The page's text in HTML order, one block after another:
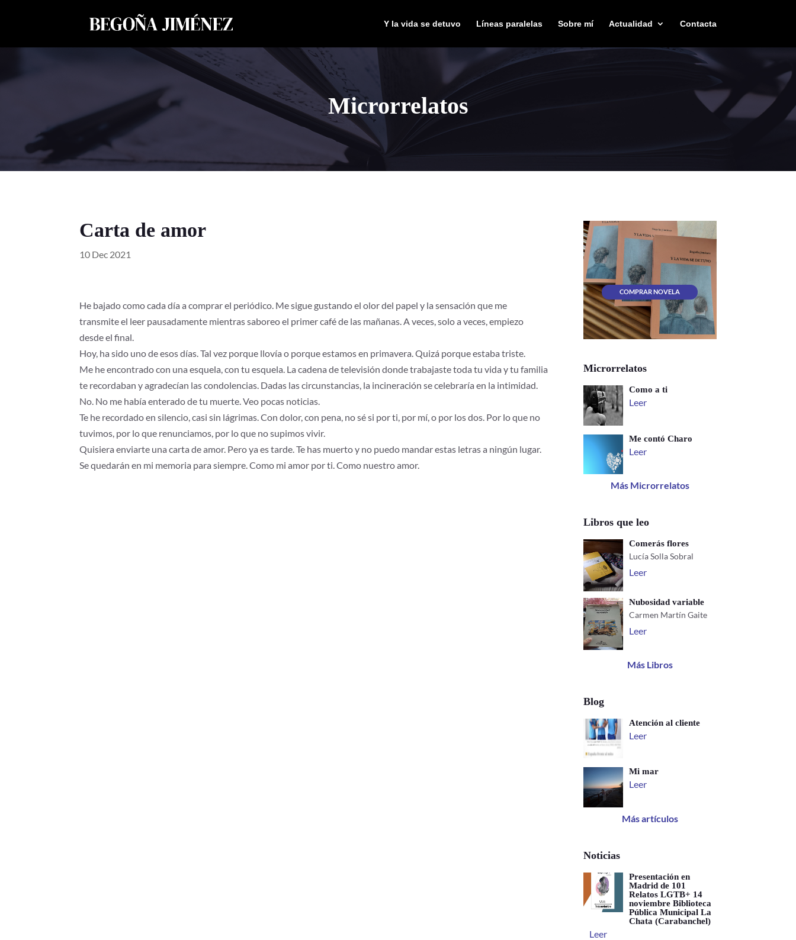
Y la vida se detuvo Líneas paralelas Sobre mí Actualidad Contacta
Microrrelatos
Carta de amor
10 Dec 2021
He bajado como cada día a comprar el periódico. Me sigue gustando el olor del papel y la sensación que me
transmite el leer pausadamente mientras saboreo el primer café de las mañanas. A veces, solo a veces, empiezo
desde el final.
Hoy, ha sido uno de esos días. Tal vez porque llovía o porque estamos en primavera. Quizá porque estaba triste.
Me he encontrado con una esquela, con tu esquela. La cadena de televisión donde trabajaste toda tu vida y tu familia
te recordaban y agradecían las condolencias. Dadas las circunstancias, la incineración se celebraría en la intimidad.
No. No me había enterado de tu muerte. Veo pocas noticias.
Te he recordado en silencio, casi sin lágrimas. Con dolor, con pena, no sé si por ti, por mí, o por los dos. Por lo que no
tuvimos, por lo que renunciamos, por lo que no supimos vivir.
Quisiera enviarte una carta de amor. Pero ya es tarde. Te has muerto y no puedo mandar estas letras a ningún lugar.
Se quedarán en mi memoria para siempre. Como mi amor por ti. Como nuestro amor.
COMPRAR NOVELA
Microrrelatos
Como a ti
Leer
Me contó Charo
Leer
Más Microrrelatos
Libros que leo
Comerás flores
Lucía Solla Sobral
Leer
Nubosidad variable
Carmen Martín Gaite
Leer
Más Libros
Blog
Atención al cliente
Leer
Mi mar
Leer
Más artículos
Noticias
Presentación en
Madrid de 101
Relatos LGTB+ 14
noviembre Biblioteca
Pública Municipal La
Chata (Carabanchel)
Leer